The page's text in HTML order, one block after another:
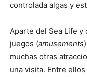
controlada algas y
Aparte del Sea Life y
juegos (amusements
muchas otras
una visita. Entre